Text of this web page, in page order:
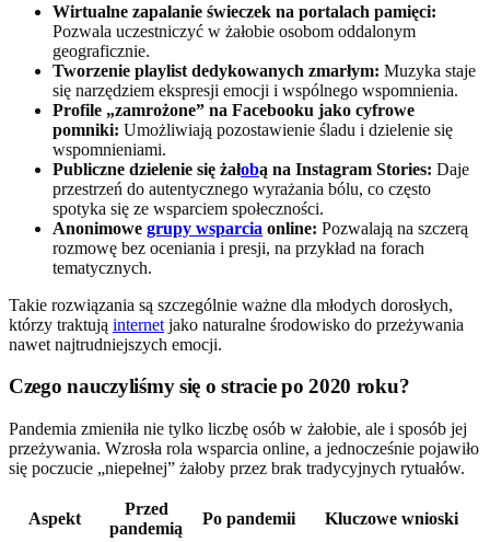
Wirtualne zapalanie świeczek na portalach pamięci:
Pozwala uczestniczyć w żałobie osobom oddalonym
geograficznie.
Tworzenie playlist dedykowanych zmarłym: Muzyka staje
się narzędziem ekspresji emocji i wspólnego wspomnienia.
Profile „zamrożone” na Facebooku jako cyfrowe
pomniki: Umożliwiają pozostawienie śladu i dzielenie się
wspomnieniami.
Publiczne dzielenie się żałobą na Instagram Stories: Daje
przestrzeń do autentycznego wyrażania bólu, co często
spotyka się ze wsparciem społeczności.
Anonimowe grupy wsparcia online: Pozwalają na szczerą
rozmowę bez oceniania i presji, na przykład na forach
tematycznych.
Takie rozwiązania są szczególnie ważne dla młodych dorosłych,
którzy traktują internet jako naturalne środowisko do przeżywania
nawet najtrudniejszych emocji.
Czego nauczyliśmy się o stracie po 2020 roku?
Pandemia zmieniła nie tylko liczbę osób w żałobie, ale i sposób jej
przeżywania. Wzrosła rola wsparcia online, a jednocześnie pojawiło
się poczucie „niepełnej” żałoby przez brak tradycyjnych rytuałów.
Aspekt
Przed
pandemią
Po pandemii Kluczowe wnioski